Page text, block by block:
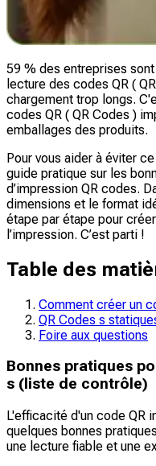
59 % des entreprises
lecture des codes QR (
chargement trop longs.
codes QR ( QR Codes )
emballages des produits.
Pour vous aider à éviter
guide pratique sur les
d’impression QR codes.
dimensions et le format
étape par étape pour
l’impression. C’est parti !
Table des
Comment créer un
QR Codes s
Foire aux questions
Bonnes pratiques
s (liste de contrôle)
L'efficacité d'un code QR
quelques bonnes
une lecture fiable et une